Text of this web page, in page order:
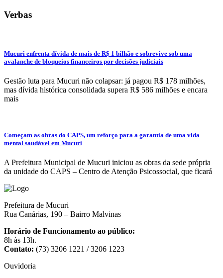
Verbas
Mucuri enfrenta dívida de mais de R$ 1 bilhão e sobrevive sob uma
avalanche de bloqueios financeiros por decisões judiciais
Gestão luta para Mucuri não colapsar: já pagou R$ 178 milhões,
mas dívida histórica consolidada supera R$ 586 milhões e encara
mais
Começam as obras do CAPS, um reforço para a garantia de uma vida
mental saudável em Mucuri
A Prefeitura Municipal de Mucuri iniciou as obras da sede própria
da unidade do CAPS – Centro de Atenção Psicossocial, que ficará
Prefeitura de Mucuri
Rua Canárias, 190 – Bairro Malvinas
Horário de Funcionamento ao público:
8h às 13h.
Contato: (73) 3206 1221 / 3206 1223
Ouvidoria